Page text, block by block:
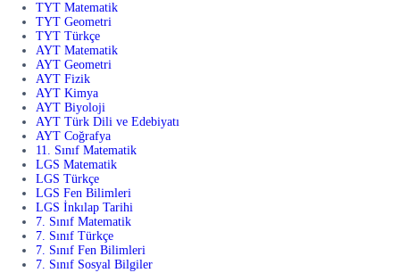
TYT Matematik
TYT Geometri
TYT Türkçe
AYT Matematik
AYT Geometri
AYT Fizik
AYT Kimya
AYT Biyoloji
AYT Türk Dili ve Edebiyatı
AYT Coğrafya
11. Sınıf Matematik
LGS Matematik
LGS Türkçe
LGS Fen Bilimleri
LGS İnkılap Tarihi
7. Sınıf Matematik
7. Sınıf Türkçe
7. Sınıf Fen Bilimleri
7. Sınıf Sosyal Bilgiler